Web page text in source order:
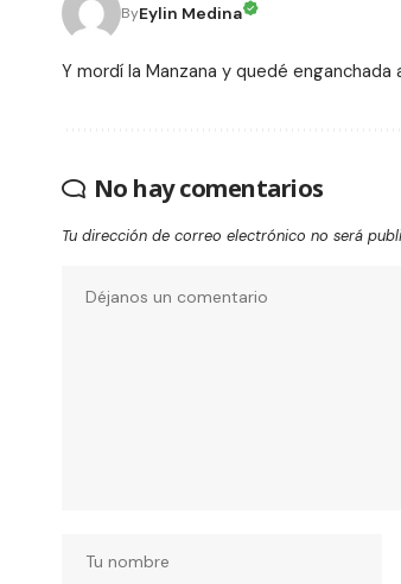
ByEylin Medina
Y mordí la Manzana y quedé
No hay comentarios
Tu dirección de correo electrónico no será